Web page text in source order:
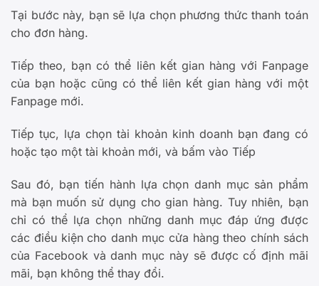
Tại bước này, bạn sẽ lựa chọn phương thức thanh toán
cho đơn hàng.
Tiếp theo, bạn có thể liên kết gian hàng với Fanpage
của bạn hoặc cũng có thể liên kết gian hàng với một
Fanpage mới.
Tiếp tục, lựa chọn tài khoản kinh doanh bạn đang có
hoặc tạo một tài khoản mới, và bấm vào Tiếp
Sau đó, bạn tiến hành lựa chọn danh mục sản phẩm
mà bạn muốn sử dụng cho gian hàng. Tuy nhiên, bạn
chỉ có thể lựa chọn những danh mục đáp ứng được
các điều kiện cho danh mục cửa hàng theo chính sách
của Facebook và danh mục này sẽ được cố định mãi
mãi, bạn không thể thay đổi.